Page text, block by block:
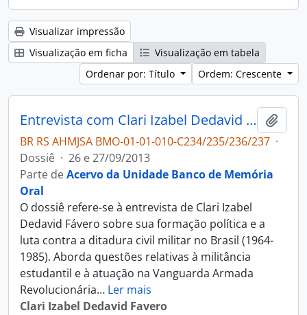
Visualizar impressão
Visualização em ficha
Visualização em tabela
Ordenar por: Título
Ordem: Crescente
Entrevista com Clari Izabel Dedavid Fávero
BR RS AHMJSA BMO-01-01-010-C234/235/236/237 ·
Dossiê · 26 e 27/09/2013
Parte deAcervo da Unidade Banco de Memória
Oral
O dossiê refere-se à entrevista de Clari Izabel
Dedavid Fávero sobre sua formação política e a
luta contra a ditadura civil militar no Brasil (1964-
1985). Aborda questões relativas à militância
estudantil e à atuação na Vanguarda Armada
Revolucionária… Ler mais
Clari Izabel Dedavid Favero